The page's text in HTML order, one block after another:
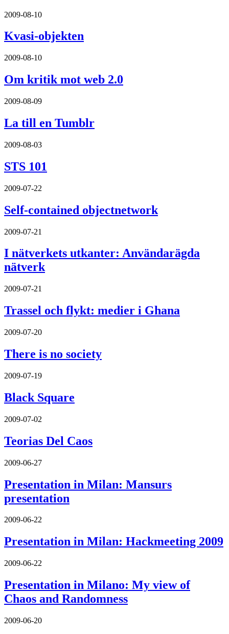
2009-08-10
Kvasi-objekten
2009-08-10
Om kritik mot web 2.0
2009-08-09
La till en Tumblr
2009-08-03
STS 101
2009-07-22
Self-contained objectnetwork
2009-07-21
I nätverkets utkanter: Användarägda
nätverk
2009-07-21
Trassel och flykt: medier i Ghana
2009-07-20
There is no society
2009-07-19
Black Square
2009-07-02
Teorias Del Caos
2009-06-27
Presentation in Milan: Mansurs
presentation
2009-06-22
Presentation in Milan: Hackmeeting 2009
2009-06-22
Presentation in Milano: My view of
Chaos and Randomness
2009-06-20